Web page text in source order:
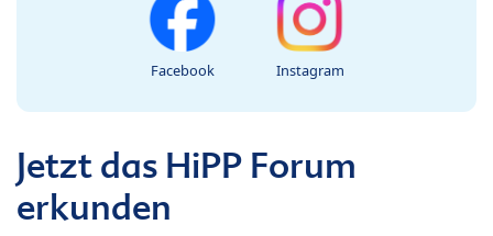
Facebook Instagram
Jetzt das HiPP Forum
erkunden